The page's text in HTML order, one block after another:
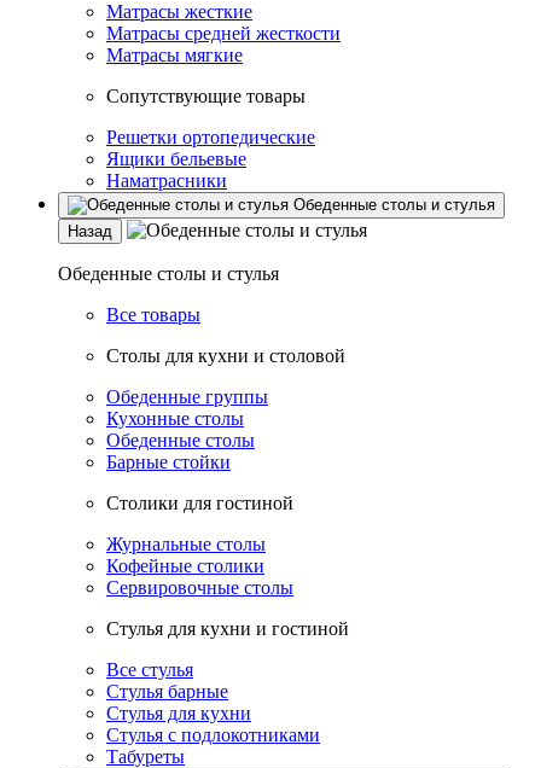
Матрасы жесткие
Матрасы средней жесткости
Матрасы мягкие
Сопутствующие товары
Решетки ортопедические
Ящики бельевые
Наматрасники
Обеденные столы и стулья
Назад
Обеденные столы и стулья
Все товары
Столы для кухни и столовой
Обеденные группы
Кухонные столы
Обеденные столы
Барные стойки
Столики для гостиной
Журнальные столы
Кофейные столики
Сервировочные столы
Стулья для кухни и гостиной
Все стулья
Стулья барные
Стулья для кухни
Стулья с подлокотниками
Табуреты